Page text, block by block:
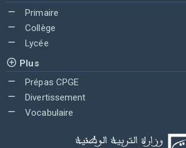
Primaire
Collège
Lycée
Plus
Prépas CPGE
Divertissement
Vocabulaire